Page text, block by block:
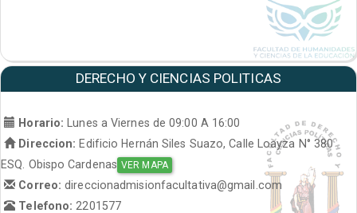
DERECHO Y CIENCIAS POLITICAS
Horario:
Lunes a Viernes de 09:00 A 16:00
Direccion: Edificio Hernán Siles Suazo, Calle Loayza N° 380
ESQ. Obispo Cardenas VER MAPA
Correo:direccionadmisionfacultativa@gmail.com
Telefono: 2201577